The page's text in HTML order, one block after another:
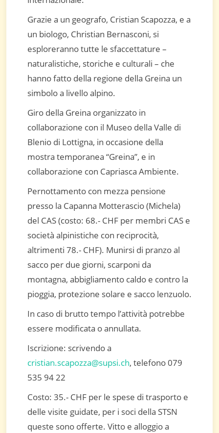
Grazie a un geografo, Cristian Scapozza, e a
un biologo, Christian Bernasconi, si
esploreranno tutte le sfaccettature –
naturalistiche, storiche e culturali – che
hanno fatto della regione della Greina un
simbolo a livello alpino.
Giro della Greina organizzato in
collaborazione con il Museo della Valle di
Blenio di Lottigna, in occasione della
mostra temporanea “Greina”, e in
collaborazione con Capriasca Ambiente.
Pernottamento con mezza pensione
presso la Capanna Motterascio (Michela)
del CAS (costo: 68.- CHF per membri CAS e
società alpinistiche con reciprocità,
altrimenti 78.- CHF). Munirsi di pranzo al
sacco per due giorni, scarponi da
montagna, abbigliamento caldo e contro la
pioggia, protezione solare e sacco lenzuolo.
In caso di brutto tempo l’attività potrebbe
essere modificata o annullata.
Iscrizione: scrivendo a
cristian.scapozza@supsi.ch, telefono 079
535 94 22
Costo: 35.- CHF per le spese di trasporto e
delle visite guidate, per i soci della STSN
queste sono offerte. Vitto e alloggio a